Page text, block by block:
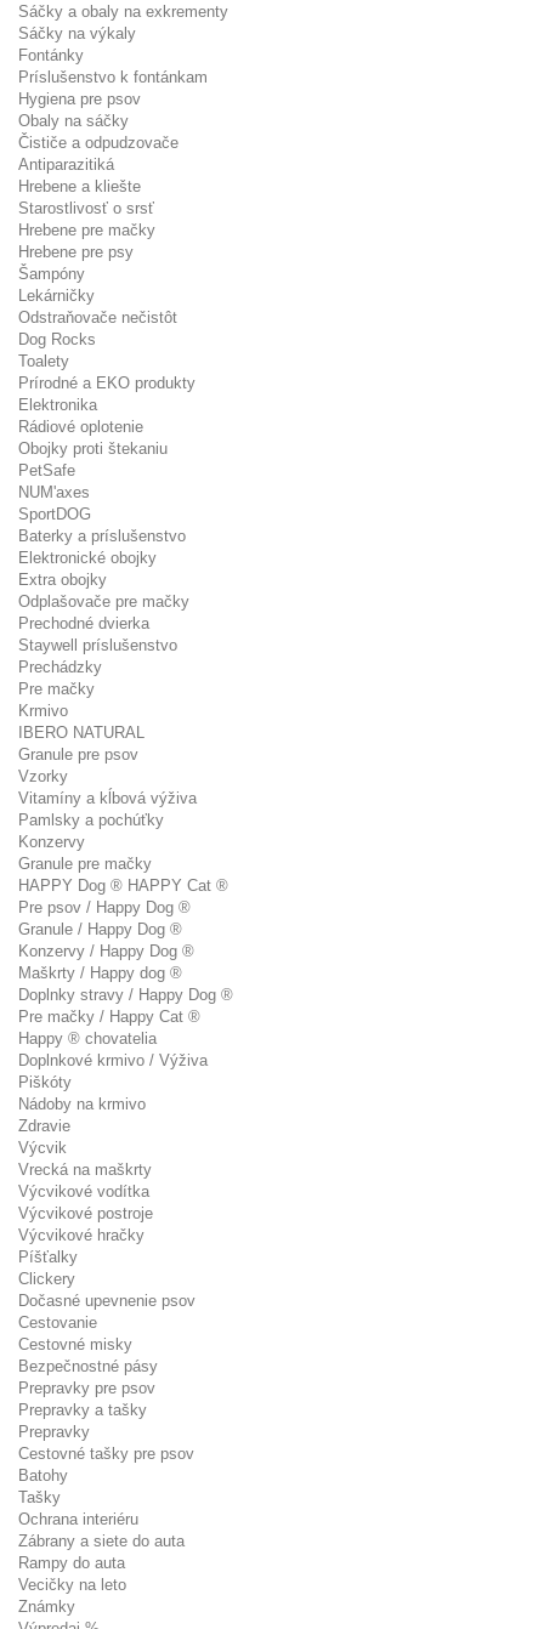
Sáčky a obaly na exkrementy
Sáčky na výkaly
Fontánky
Príslušenstvo k fontánkam
Hygiena pre psov
Obaly na sáčky
Čističe a odpudzovače
Antiparazitiká
Hrebene a kliešte
Starostlivosť o srsť
Hrebene pre mačky
Hrebene pre psy
Šampóny
Lekárničky
Odstraňovače nečistôt
Dog Rocks
Toalety
Prírodné a EKO produkty
Elektronika
Rádiové oplotenie
Obojky proti štekaniu
PetSafe
NUM'axes
SportDOG
Baterky a príslušenstvo
Elektronické obojky
Extra obojky
Odplašovače pre mačky
Prechodné dvierka
Staywell príslušenstvo
Prechádzky
Pre mačky
Krmivo
IBERO NATURAL
Granule pre psov
Vzorky
Vitamíny a kĺbová výživa
Pamlsky a pochúťky
Konzervy
Granule pre mačky
HAPPY Dog ® HAPPY Cat ®
Pre psov / Happy Dog ®
Granule / Happy Dog ®
Konzervy / Happy Dog ®
Maškrty / Happy dog ®
Doplnky stravy / Happy Dog ®
Pre mačky / Happy Cat ®
Happy ® chovatelia
Doplnkové krmivo / Výživa
Piškóty
Nádoby na krmivo
Zdravie
Výcvik
Vrecká na maškrty
Výcvikové vodítka
Výcvikové postroje
Výcvikové hračky
Píšťalky
Clickery
Dočasné upevnenie psov
Cestovanie
Cestovné misky
Bezpečnostné pásy
Prepravky pre psov
Prepravky a tašky
Prepravky
Cestovné tašky pre psov
Batohy
Tašky
Ochrana interiéru
Zábrany a siete do auta
Rampy do auta
Vecičky na leto
Známky